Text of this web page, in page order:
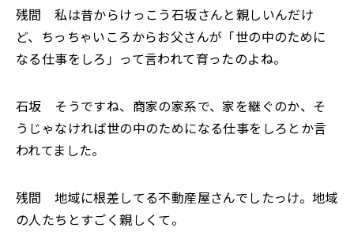
残間 私は昔からけっこう石坂さんと親しいんだけ
ど、ちっちゃいころからお父さんが「世の中のために
なる仕事をしろ」って言われて育ったのよね。
石坂 そうですね、商家の家系で、家を継ぐのか、そ
うじゃなければ世の中のためになる仕事をしろとか言
われてました。
残間 地域に根差してる不動産屋さんでしたっけ。地域
の人たちとすごく親しくて。